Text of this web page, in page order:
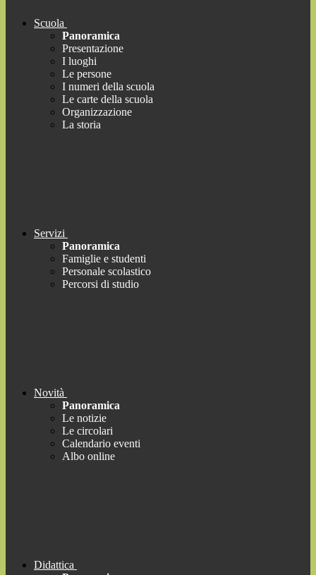
Scuola
Panoramica
Presentazione
I luoghi
Le persone
I numeri della scuola
Le carte della scuola
Organizzazione
La storia
Servizi
Panoramica
Famiglie e studenti
Personale scolastico
Percorsi di studio
Novità
Panoramica
Le notizie
Le circolari
Calendario eventi
Albo online
Didattica